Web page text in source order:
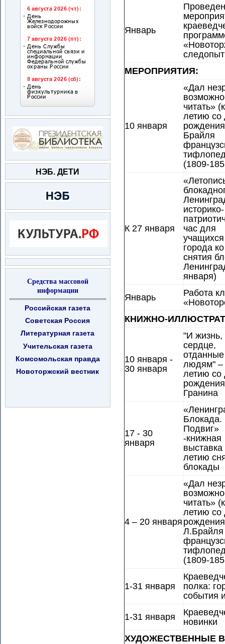
НЭБ. ДЕТИ
Средства массовой
информации
Российская газета
Советская Россия
Литературная газета
Учительская газета
Комсомольская правда
Новоторжский вестник
Январь
МЕРОПРИЯТИЯ:
10 января
«Дал
читать»
летию со
Брайля
(1809-
К 27 января
историко-
час для
города
снятия
января)
Январь
Работа
КНИЖНО-
10 января -
30 января
"И жизнь,
сердце,
отданные
людям" –
летию со
Гранина
17 - 30
января
Блокада.
Подвиг»
-книжная
выставка
летию
блокады
4 – 20 января
«Дал
читать»
летию со
рождения
(1809-
1-31 января
полка:
события
1-31 января
новинки
ХУДОЖЕСТВЕННЫЕ